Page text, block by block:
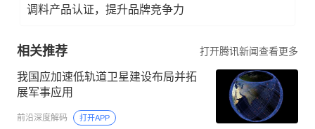
调料产品认证，提升品牌竞争力
相关推荐 打开腾讯新闻查看更多
我国应加速低轨道卫星建设布局并拓
展军事应用
前沿深度解码 打开APP